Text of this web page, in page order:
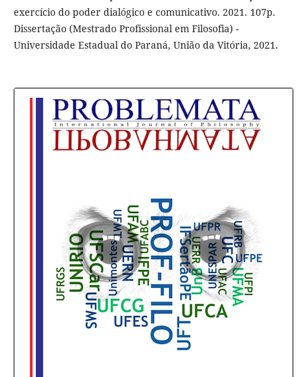
exercício do poder dialógico e comunicativo. 2021. 107p.
Dissertação (Mestrado Profissional em Filosofia) -
Universidade Estadual do Paraná, União da Vitória, 2021.